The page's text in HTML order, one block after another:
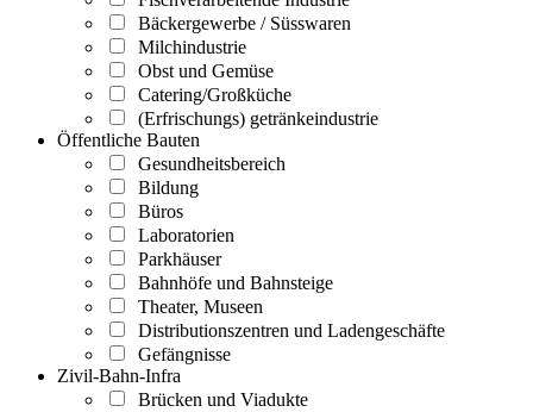
Bäckergewerbe / Süsswaren
Milchindustrie
Obst und Gemüse
Catering/Großküche
(Erfrischungs) getränkeindustrie
Öffentliche Bauten
Gesundheitsbereich
Bildung
Büros
Laboratorien
Parkhäuser
Bahnhöfe und Bahnsteige
Theater, Museen
Distributionszentren und Ladengeschäfte
Gefängnisse
Zivil-Bahn-Infra
Brücken und Viadukte